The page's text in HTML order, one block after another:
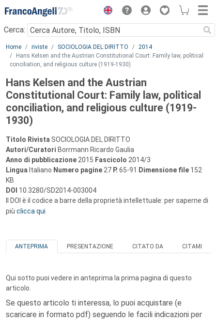
Menu
Cerca:
Main content
Home riviste SOCIOLOGIA DEL DIRITTO
2014
Hans Kelsen and the Austrian Constitutional Court: Family law, political
conciliation, and religious culture (1919-1930)
Hans Kelsen and the Austrian
Constitutional Court: Family law, political
conciliation, and religious culture (1919-
1930)
Titolo Rivista SOCIOLOGIA DEL DIRITTO
Autori/Curatori Borrmann Ricardo Gaulia
Anno di pubblicazione 2015 Fascicolo 2014/3
Lingua Italiano Numero pagine 27 P. 65-91 Dimensione file 152
KB
DOI 10.3280/SD2014-003004
Il DOI è il codice a barre della proprietà intellettuale: per saperne di
più clicca qui
ANTEPRIMA PRESENTAZIONE CITATO DA CITAMI
Qui sotto puoi vedere in anteprima la prima pagina di questo
articolo.
Se questo articolo ti interessa, lo puoi acquistare (e
scaricare in formato pdf) seguendo le facili indicazioni per